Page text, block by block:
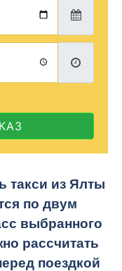
такси из Ялты
по двум
выбранного
рассчитать
поездкой